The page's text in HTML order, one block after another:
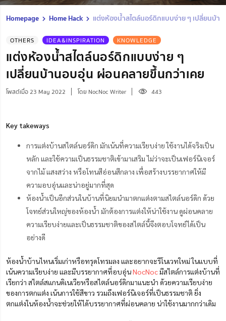
Homepage Home Hack แต่งห้องน้ำสไตล์นอร์ดิกแบบง่าย ๆ เปลี่ยนบ้า
OTHERS IDEA&INSPIRATION KNOWLEDGE
แต่งห้องน้ำสไตล์นอร์ดิกแบบง่าย ๆ
เปลี่ยนบ้านอบอุ่น ผ่อนคลายขึ้นกว่าเคย
โพสต์เมื่อ 23 May 2022 โดย NocNoc Writer 443
Key takeways
การแต่งบ้านสไตล์นอร์ดิก มักเน้นที่ความเรียบง่าย ใช้งานได้จริงเป็น
หลัก และใช้ความเป็นธรรมชาติเข้ามาเสริม ไม่ว่าจะเป็นเฟอร์นิเจอร์
จากไม้ แสงสว่าง หรือโทนสีอ่อนสีกลาง เพื่อสร้างบรรยากาศให้มี
ความอบอุ่นและน่าอยู่มากที่สุด
ห้องน้ำเป็นอีกส่วนในบ้านที่นิยมนำมาตกแต่งตามสไตล์นอร์ดิก ด้วย
โจทย์ส่วนใหญ่ของห้องน้ำ มักต้องการแต่งให้น่าใช้งาน ดูผ่อนคลาย
ความเรียบง่ายและเป็นธรรมชาติของสไตล์นี้จึงตอบโจทย์ได้เป็น
อย่างดี
ห้องน้ำบ้านไหนเริ่มเก่าหรือทรุดโทรมลง และอยากจะรีโนเวทใหม่ ในแบบที่
เน้นความเรียบง่าย และมีบรรยากาศที่อบอุ่นNocNocมีสไตล์การแต่งบ้านที่
เรียกว่า สไตล์สแกนดิเนเวียหรือสไตล์นอร์ดิกมาแนะนำ ด้วยความเรียบง่าย
ของการตกแต่ง เน้นการใช้สีขาว รวมถึงเฟอร์นิเจอร์ที่เป็นธรรมชาติ ยิ่ง
ตกแต่งในห้องน้ำจะช่วยให้ได้บรรยากาศที่ผ่อนคลาย น่าใช้งานมากกว่าเดิม